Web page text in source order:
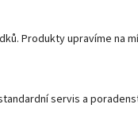
Produkty upravíme na
servis a